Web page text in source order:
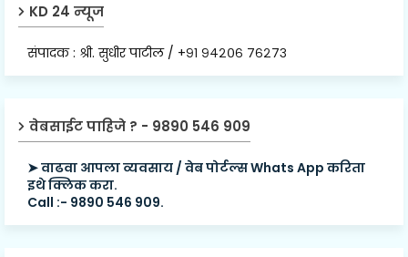
KD 24 न्यूज
संपादक : श्री. सुधीर पाटील / +९१ ९४२०६ ७६२७३
वेबसाईट पाहिजे ? - 9890 546 909
➤ वाढवा आपला व्यवसाय / वेब पोर्टल्स Whats App करिता
इथे क्लिक करा.
Call :- 9890 546 909.